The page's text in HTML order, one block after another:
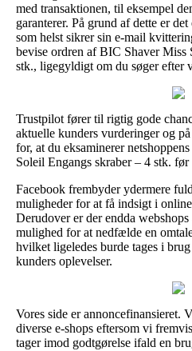
med transaktionen, til eksempel
garanterer. På grund af dette er
som helst sikrer sin e-mail
bevise ordren af BIC Shaver Miss
stk., ligegyldigt om du søger efter
Trustpilot fører til rigtig gode
aktuelle kunders vurderinger og
for, at du eksaminerer
Soleil Engangs skraber – 4 stk. før
Facebook frembyder ydermere
muligheder for at få indsigt i
Derudover er der endda
mulighed for at nedfælde en
hvilket ligeledes burde tages i
kunders oplevelser.
Vores side er annoncefinansieret.
diverse e-shops eftersom vi
tager imod godtgørelse ifald en